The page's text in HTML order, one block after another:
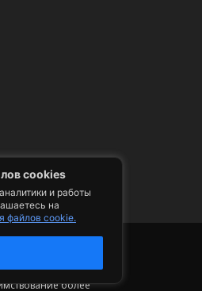
cookies
и работы
на
файлов cookie.
-
на страницу
более